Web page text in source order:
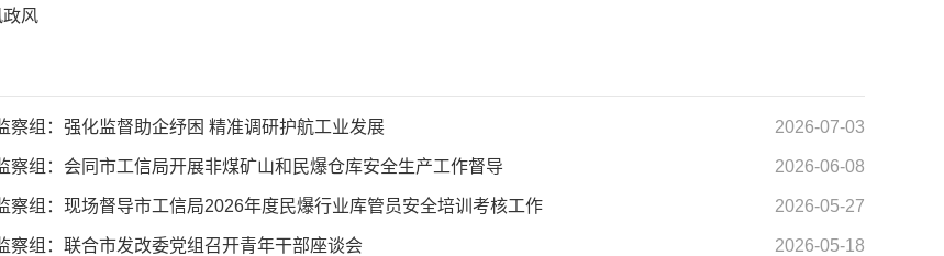
政风
察组：强化监督助企纾困 精准调研护航工业发展 2026-07-03
察组：会同市工信局开展非煤矿山和民爆仓库安全生产工作督导 2026-06-08
察组：现场督导市工信局2026年度民爆行业库管员安全培训考核工作 2026-05-27
察组：联合市发改委党组召开青年干部座谈会 2026-05-18